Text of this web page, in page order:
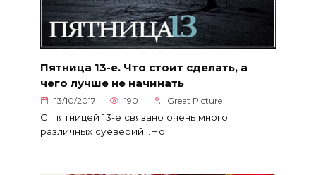
Пятница 13-е. Что стоит сделать, а
чего лучше не начинать
13/10/2017 190 Great Picture
С пятницей 13-е связано очень много
различных суеверий…Но